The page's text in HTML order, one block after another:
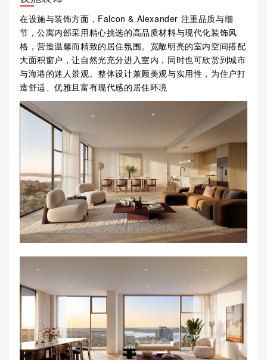
在设施与装饰方面，Falcon & Alexander 注重品质与细
节，公寓内部采用精心挑选的高品质材料与现代化装饰风
格，营造温馨而精致的居住氛围。宽敞明亮的室内空间搭配
大面积窗户，让自然光充分进入室内，同时也可欣赏到城市
与海港的迷人景观。整体设计兼顾美观与实用性，为住户打
造舒适、优雅且富有现代感的居住环境